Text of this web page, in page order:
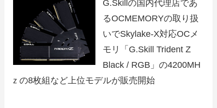
G.Skillの国内代理店であ
るOCMEMORYの取り扱
いでSkylake-X対応OCメ
モリ「G.Skill Trident Z
Black / RGB」の4200MH
ｚの8枚組など上位モデルが販売開始